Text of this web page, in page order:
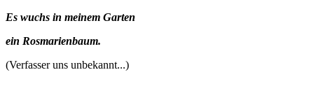
Es wuchs in meinem Garten
ein Rosmarienbaum.
(Verfasser uns unbekannt...)